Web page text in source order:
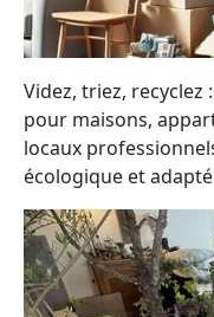
Videz, triez,
pour maisons,
locaux
écologique et